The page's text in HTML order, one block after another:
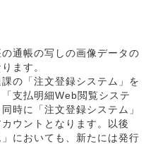
通帳の写しの画像データの
ます。
の「注文登録システム」を
支払明細Web閲覧システ
時に「注文登録システム」
ウントとなります。以後
においても、新たには発行